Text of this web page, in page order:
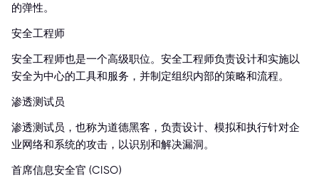
的弹性。
安全工程师
安全工程师也是一个高级职位。安全工程师负责设计和实施以
安全为中心的工具和服务，并制定组织内部的策略和流程。
渗透测试员
渗透测试员，也称为道德黑客，负责设计、模拟和执行针对企
业网络和系统的攻击，以识别和解决漏洞。
首席信息安全官 (CISO)